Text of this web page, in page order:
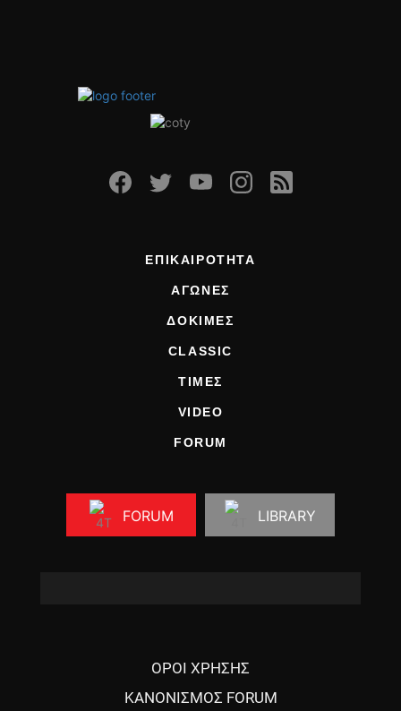
ΕΠΙΚΑΙΡΟΤΗΤΑ
ΑΓΩΝΕΣ
ΔΟΚΙΜΕΣ
CLASSIC
ΤΙΜΕΣ
VIDEO
FORUM
FORUM LIBRARY
ΟΡΟΙ ΧΡΗΣΗΣ
ΚΑΝΟΝΙΣΜΟΣ FORUM